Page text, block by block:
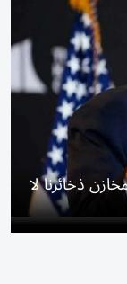
ذخائرنا لا